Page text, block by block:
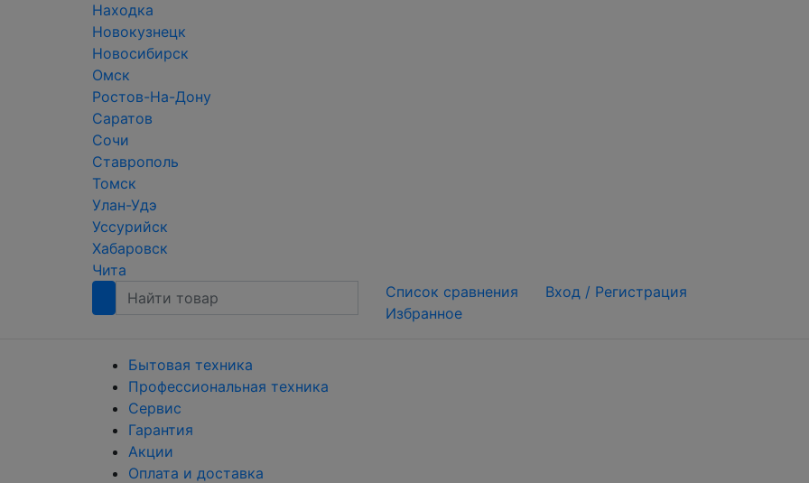
Находка
Новокузнецк
Новосибирск
Омск
Ростов-На-Дону
Саратов
Сочи
Ставрополь
Томск
Улан-Удэ
Уссурийск
Хабаровск
Чита
Список сравнения
Избранное
Вход / Регистрация
Бытовая техника
Профессиональная техника
Сервис
Гарантия
Акции
Оплата и доставка